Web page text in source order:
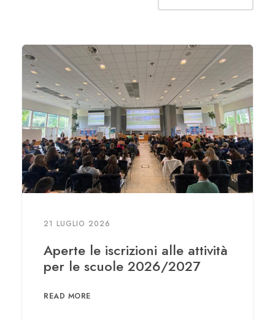
21 LUGLIO 2026
Aperte le iscrizioni alle attività
per le scuole 2026/2027
READ MORE